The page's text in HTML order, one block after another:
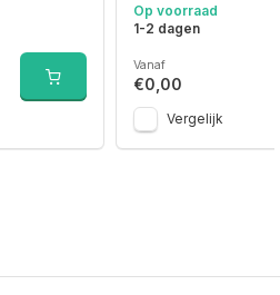
Op voorraad
1-2 dagen
Vanaf
€0,00
Vergelijk